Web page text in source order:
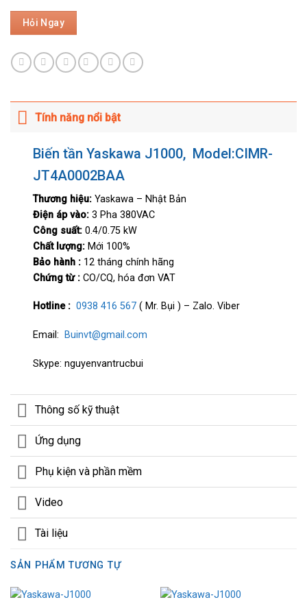
Tính năng nổi bật
Biến tần Yaskawa J1000, Model:CIMR-
JT4A0002BAA
Thương hiệu: Yaskawa – Nhật Bản
Điện áp vào: 3 Pha 380VAC
Công suất: 0.4/0.75 kW
Chất lượng: Mới 100%
Bảo hành : 12 tháng chính hãng
Chứng từ : CO/CQ, hóa đơn VAT
Hotline : 0938 416 567 ( Mr. Bụi ) – Zalo. Viber
Email: Buinvt@gmail.com
Skype: nguyenvantrucbui
Thông số kỹ thuật
Ứng dụng
Phụ kiện và phần mềm
Video
Tài liệu
SẢN PHẨM TƯƠNG TỰ